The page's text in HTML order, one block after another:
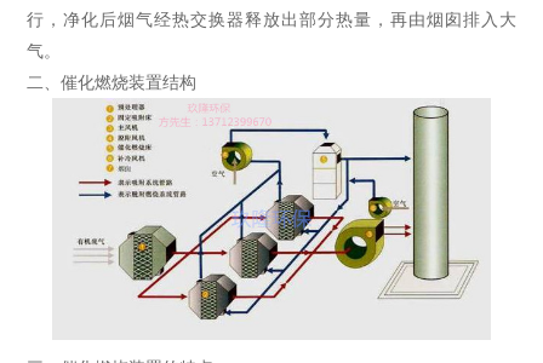
行，净化后烟气经热交换器释放出部分热量，再由烟囱排入大
气。
二、催化燃烧装置结构